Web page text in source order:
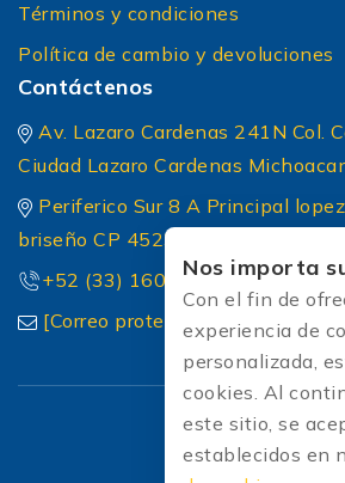
Términos y condiciones
Política de cambio y devoluciones
Contáctenos
Av. Lazaro Cardenas 241N Col.
Ciudad Lazaro Cardenas
Periferico Sur 8 A Principal
briseño CP 45236 Zapopan Jalisco
+52 (33) 1604 5032
[Correo protected]
Nos importa
Con el fin de
experiencia de
personalizada,
cookies. Al
este sitio, se
establecidos en